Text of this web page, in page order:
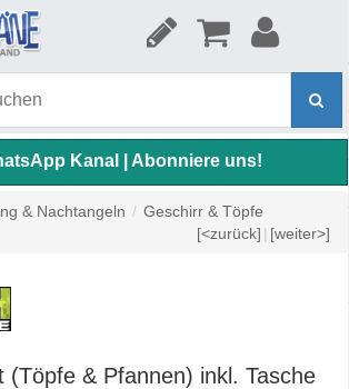
Kanal | Abonniere uns!
& Nachtangeln / Geschirr & Töpfe
[<zurück] | [weiter>]
(Töpfe & Pfannen) inkl. Tasche